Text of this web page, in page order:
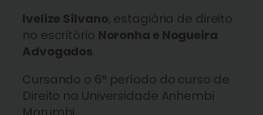
Ivelize Silvano, estagiária de direito
no escritório Noronha e Nogueira
Advogados.
Cursando o 6° período do curso de
Direito na Universidade Anhembi